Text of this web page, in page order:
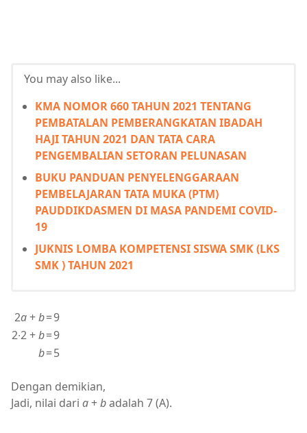
You may also like...
KMA NOMOR 660 TAHUN 2021 TENTANG
PEMBATALAN PEMBERANGKATAN IBADAH
HAJI TAHUN 2021 DAN TATA CARA
PENGEMBALIAN SETORAN PELUNASAN
BUKU PANDUAN PENYELENGGARAAN
PEMBELAJARAN TATA MUKA (PTM)
PAUDDIKDASMEN DI MASA PANDEMI COVID-
19
JUKNIS LOMBA KOMPETENSI SISWA SMK (LKS
SMK ) TAHUN 2021
2a+b=9
2∙2 +b=9
b=5
Dengan demikian,
Jadi, nilai dari a+badalah 7 (A).